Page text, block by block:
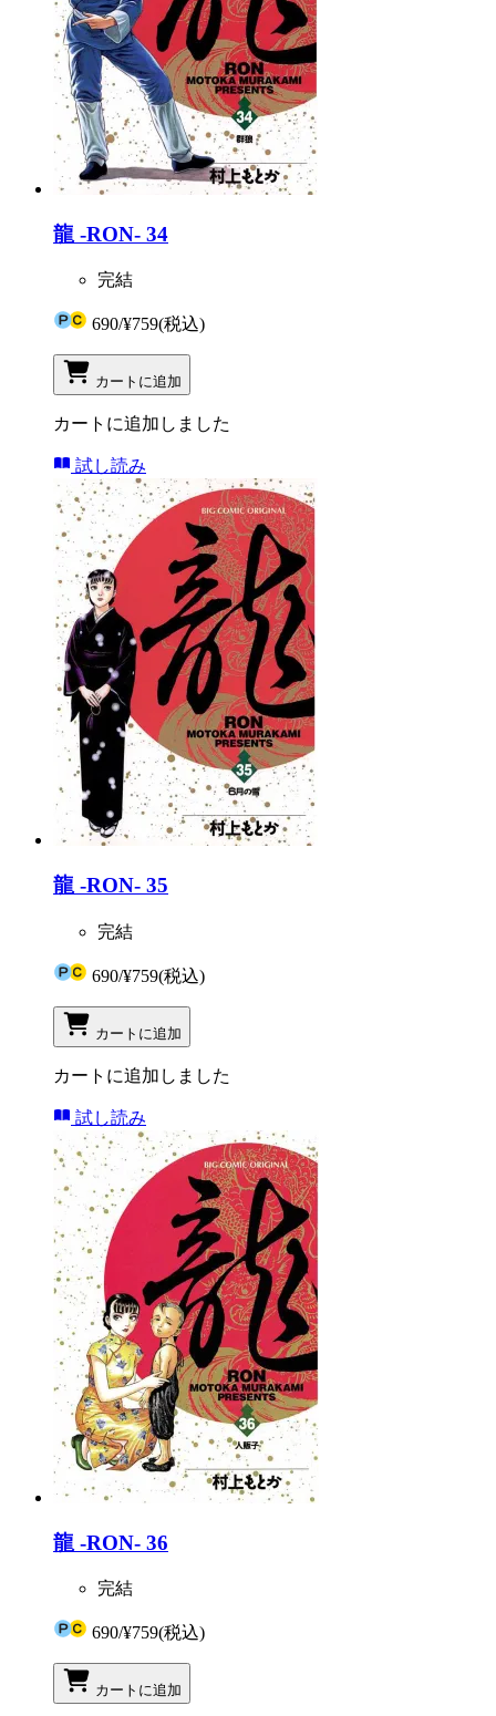
龍 -RON- 34
完結
690/¥759(税込)
カートに追加
カートに追加しました
試し読み
龍 -RON- 35
完結
690/¥759(税込)
カートに追加
カートに追加しました
試し読み
龍 -RON- 36
完結
690/¥759(税込)
カートに追加